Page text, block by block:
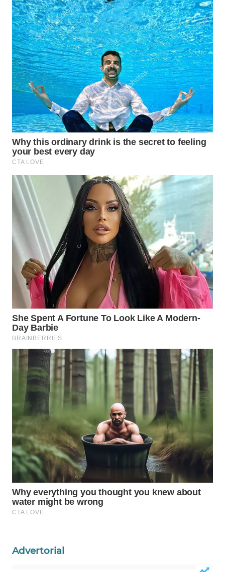
Advertorial
WN
LIKUPANG
WN
LABUANBAJO
WN
BORNEO
Wahana
Media
Group
WAHANA
WAHANA
TANI
WAHANA
ADVOKAT
WAHANA
INFRASTRUKTUR
WAHANA
KONSUMEN
WAHANA
LISTRIK
WAHANA
TRAVEL
WAHANA
TV
WAHANANEWS
ID
WAHANANEWS
CO ID